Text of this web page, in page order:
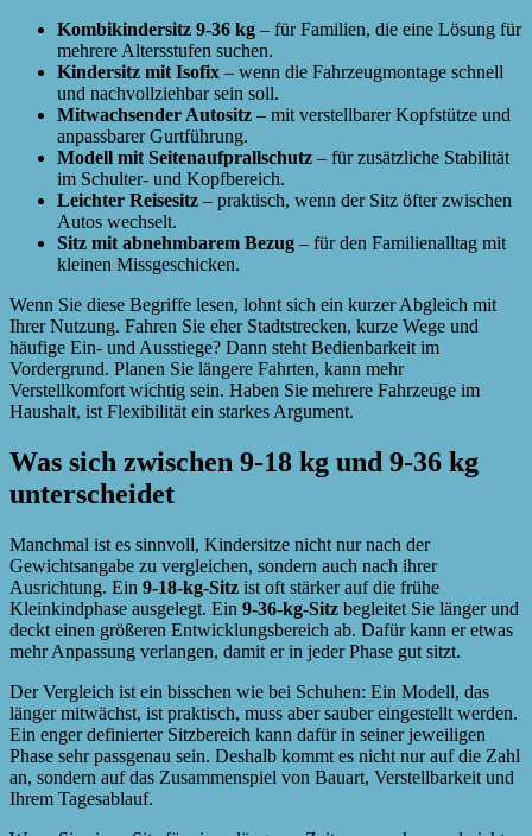
Kombikindersitz 9-36 kg – für Familien, die eine Lösung für
mehrere Altersstufen suchen.
Kindersitz mit Isofix – wenn die Fahrzeugmontage schnell
und nachvollziehbar sein soll.
Mitwachsender Autositz – mit verstellbarer Kopfstütze und
anpassbarer Gurtführung.
Modell mit Seitenaufprallschutz – für zusätzliche Stabilität
im Schulter- und Kopfbereich.
Leichter Reisesitz – praktisch, wenn der Sitz öfter zwischen
Autos wechselt.
Sitz mit abnehmbarem Bezug – für den Familienalltag mit
kleinen Missgeschicken.
Wenn Sie diese Begriffe lesen, lohnt sich ein kurzer Abgleich mit
Ihrer Nutzung. Fahren Sie eher Stadtstrecken, kurze Wege und
häufige Ein- und Ausstiege? Dann steht Bedienbarkeit im
Vordergrund. Planen Sie längere Fahrten, kann mehr
Verstellkomfort wichtig sein. Haben Sie mehrere Fahrzeuge im
Haushalt, ist Flexibilität ein starkes Argument.
Was sich zwischen 9-18 kg und 9-36 kg
unterscheidet
Manchmal ist es sinnvoll, Kindersitze nicht nur nach der
Gewichtsangabe zu vergleichen, sondern auch nach ihrer
Ausrichtung. Ein 9-18-kg-Sitz ist oft stärker auf die frühe
Kleinkindphase ausgelegt. Ein 9-36-kg-Sitz begleitet Sie länger und
deckt einen größeren Entwicklungsbereich ab. Dafür kann er etwas
mehr Anpassung verlangen, damit er in jeder Phase gut sitzt.
Der Vergleich ist ein bisschen wie bei Schuhen: Ein Modell, das
länger mitwächst, ist praktisch, muss aber sauber eingestellt werden.
Ein enger definierter Sitzbereich kann dafür in seiner jeweiligen
Phase sehr passgenau sein. Deshalb kommt es nicht nur auf die Zahl
an, sondern auf das Zusammenspiel von Bauart, Verstellbarkeit und
Ihrem Tagesablauf.